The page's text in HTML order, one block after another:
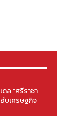
ล “ศรีราชา
บเศรษฐกิจ